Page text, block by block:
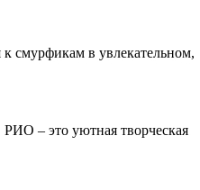
смурфикам в увлекательном,
это уютная творческая